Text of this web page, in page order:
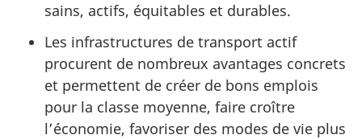
sains, actifs, équitables et durables.
Les infrastructures de transport actif
procurent de nombreux avantages concrets
et permettent de créer de bons emplois
pour la classe moyenne, faire croître
l’économie, favoriser des modes de vie plus